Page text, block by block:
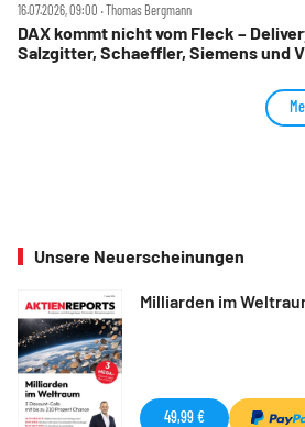
16.07.2026, 09:00 ‧ Thomas Bergmann
DAX kommt nicht vom Fleck –
Salzgitter, Schaeffler, Siemens und
Unsere Neuerscheinungen
Milliarden im
49,99 €